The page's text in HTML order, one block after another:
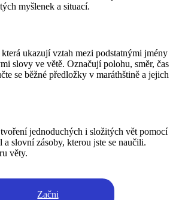
myšlenek a situací.
ukazují vztah mezi podstatnými jmény
slovy ve větě. Označují polohu, směr, čas
se běžné předložky v maráthštině a jejich
jednoduchých i složitých vět pomocí
a slovní zásoby, kterou jste se naučili.
věty.
Začni